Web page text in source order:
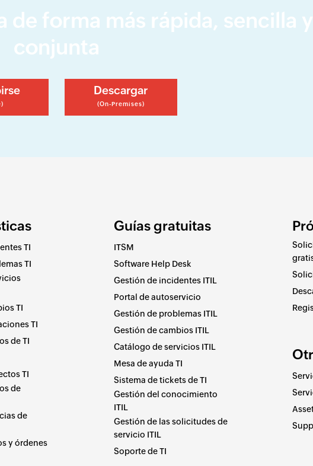
de forma más rápida, sencilla y
conjunta
Descargar
(On-Premises)
TI
TI
TI
TI
de TI
TI
de
de
y órdenes
Guí­as gratuitas
ITSM
Software Help Desk
Gestión de incidentes ITIL
Portal de autoservicio
Gestión de problemas ITIL
Gestión de cambios ITIL
Catálogo de servicios ITIL
Mesa de ayuda TI
Sistema de tickets de TI
Gestión del conocimiento
ITIL
Gestión de las solicitudes de
servicio ITIL
Soporte de TI